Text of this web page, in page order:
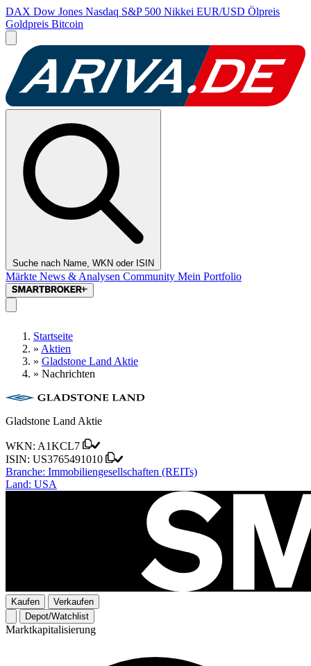
DAX Dow Jones Nasdaq S&P 500 Nikkei EUR/USD Ölpreis
Goldpreis Bitcoin
Suche nach Name, WKN oder ISIN
Märkte News & Analysen Community Mein Portfolio
Startseite
» Aktien
» Gladstone Land Aktie
» Nachrichten
Gladstone Land Aktie
WKN: A1KCL7
ISIN: US3765491010
Branche: Immobiliengesellschaften (REITs)
Land: USA
Kaufen
Verkaufen
Depot/Watchlist
Marktkapitalisierung